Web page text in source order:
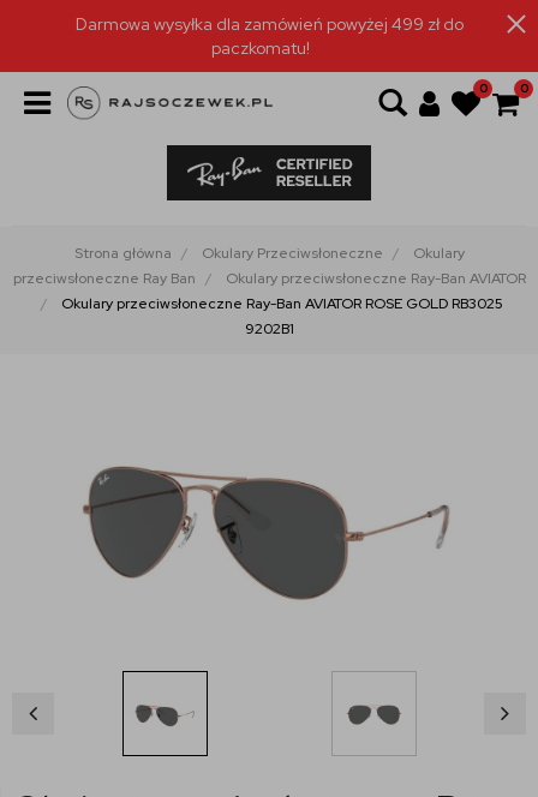
Darmowa wysyłka dla zamówień powyżej 499 zł do
paczkomatu!
0 0
Strona główna Okulary Przeciwsłoneczne
Okulary
przeciwsłoneczne Ray Ban
Okulary przeciwsłoneczne Ray-Ban AVIATOR
Okulary przeciwsłoneczne Ray-Ban AVIATOR ROSE GOLD RB3025
9202B1